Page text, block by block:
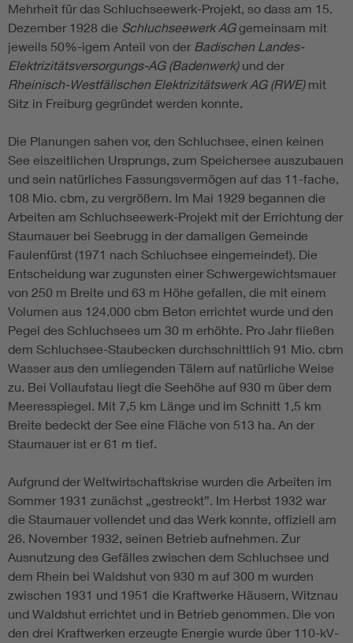
Mehrheit für das Schluchseewerk-Projekt, so dass am 15.
Dezember 1928 die Schluchseewerk AGgemeinsam mit
jeweils 50%-igem Anteil von der Badischen Landes-
Elektrizitätsversorgungs-AG (Badenwerk)und der
Rheinisch-Westfälischen Elektrizitätswerk AG (RWE)mit
Sitz in Freiburg gegründet werden konnte.
Die Planungen sahen vor, den Schluchsee, einen keinen
See eiszeitlichen Ursprungs, zum Speichersee auszubauen
und sein natürliches Fassungsvermögen auf das 11-fache,
108 Mio. cbm, zu vergrößern. Im Mai 1929 begannen die
Arbeiten am Schluchseewerk-Projekt mit der Errichtung der
Staumauer bei Seebrugg in der damaligen Gemeinde
Faulenfürst (1971 nach Schluchsee eingemeindet). Die
Entscheidung war zugunsten einer Schwergewichtsmauer
von 250 m Breite und 63 m Höhe gefallen, die mit einem
Volumen aus 124.000 cbm Beton errichtet wurde und den
Pegel des Schluchsees um 30 m erhöhte. Pro Jahr fließen
dem Schluchsee-Staubecken durchschnittlich 91 Mio. cbm
Wasser aus den umliegenden Tälern auf natürliche Weise
zu. Bei Vollaufstau liegt die Seehöhe auf 930 m über dem
Meeresspiegel. Mit 7,5 km Länge und im Schnitt 1,5 km
Breite bedeckt der See eine Fläche von 513 ha. An der
Staumauer ist er 61 m tief.
Aufgrund der Weltwirtschaftskrise wurden die Arbeiten im
Sommer 1931 zunächst „gestreckt”. Im Herbst 1932 war
die Staumauer vollendet und das Werk konnte, offiziell am
26. November 1932, seinen Betrieb aufnehmen. Zur
Ausnutzung des Gefälles zwischen dem Schluchsee und
dem Rhein bei Waldshut von 930 m auf 300 m wurden
zwischen 1931 und 1951 die Kraftwerke Häusern, Witznau
und Waldshut errichtet und in Betrieb genommen. Die von
den drei Kraftwerken erzeugte Energie wurde über 110-kV-